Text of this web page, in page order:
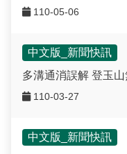
110-05-06
中文版_新聞快訊
多溝通消誤解 登玉
110-03-27
中文版_新聞快訊